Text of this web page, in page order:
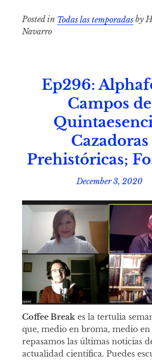
Posted in Todas las temporadasby
Navarro
Ep296:
Campos de
Cazadoras
Prehistóricas;
December 3, 2020
Coffee Break es la tertulia
que, medio en broma, medio en
repasamos las últimas noticias
actualidad científica. Puedes